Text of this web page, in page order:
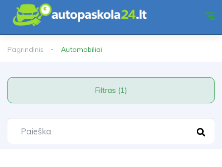
Pagrindinis Automobiliai
Filtras (1)